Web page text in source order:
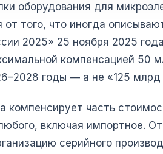
оборудования для
того, что иногда
2025» 25 ноября 2025
компенсацией 50
годы — а не «125 млрд
компенсирует часть
включая импортное.
серийного